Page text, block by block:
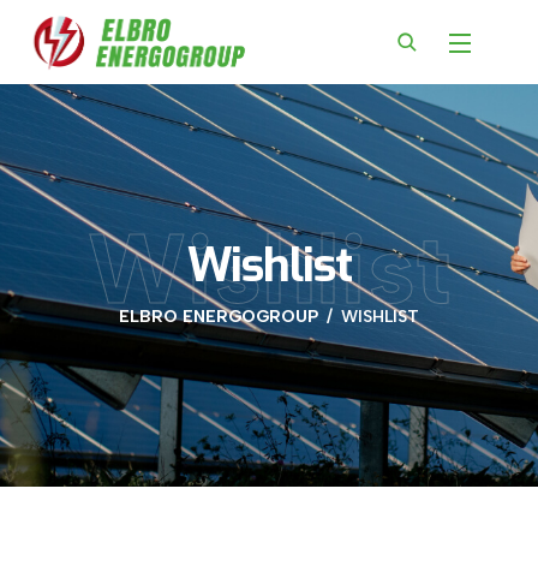
Wishlist
Wishlist
ELBRO ENERGOGROUP WISHLIST